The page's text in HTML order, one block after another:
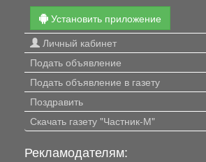
Установить приложение
Личный кабинет
Подать объявление
Подать объявление в газету
Поздравить
Скачать газету "Частник-М"
Рекламодателям: